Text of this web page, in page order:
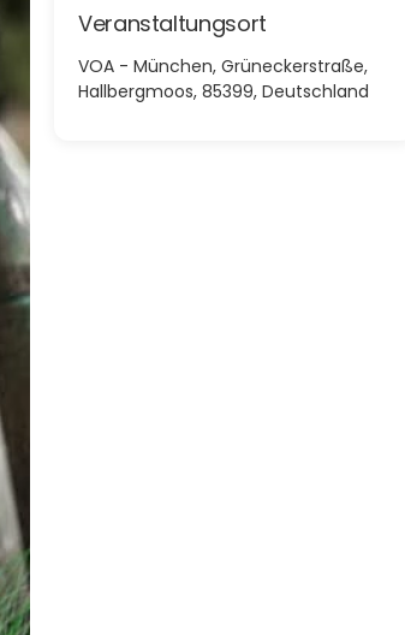
Veranstaltungsort
VOA - München, Grüneckerstraße,
Hallbergmoos, 85399, Deutschland